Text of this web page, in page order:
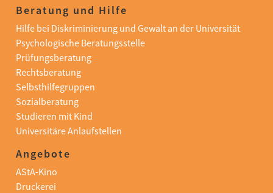
Beratung und Hilfe
Hilfe bei Diskriminierung und Gewalt an der Universität
Psychologische Beratungsstelle
Prüfungsberatung
Rechtsberatung
Selbsthilfegruppen
Sozialberatung
Studieren mit Kind
Universitäre Anlaufstellen
Angebote
AStA-Kino
Druckerei